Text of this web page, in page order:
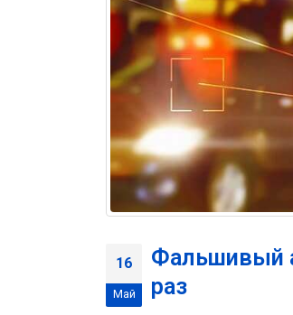
16
Май
Фальшивый
раз